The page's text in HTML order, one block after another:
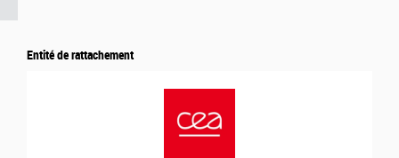
Entité de rattachement